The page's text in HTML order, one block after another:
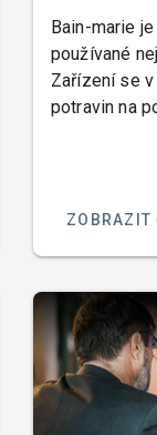
Bain-marie
používané
Zařízení se
potravin na
ZOBRAZIT